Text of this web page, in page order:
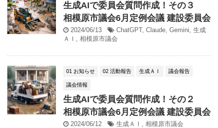
生成AIで委員会質問作成！その３
相模原市議会6月定例会議 建設委員会
2024/06/13 ChatGPT, Claude, Gemini, 生成
ＡＩ , 相模原市議会
01 お知らせ 02 活動報告 生成ＡＩ 議会報告
議会情報
生成AIで委員会質問作成！その２
相模原市議会6月定例会議 建設委員会
2024/06/12 生成ＡＩ , 相模原市議会